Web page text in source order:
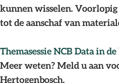
kunnen wisselen. Voorlopig
tot de aanschaf van
Themasessie NCB Data in
Meer weten? Meld u aan
Hertogenbosch.